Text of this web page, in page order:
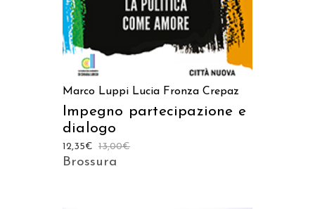
Marco Luppi Lucia Fronza Crepaz
Impegno partecipazione e
dialogo
13,00€
12,35€
Brossura